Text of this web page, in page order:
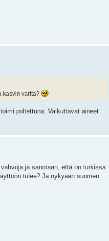
kasvin vartta?
poltettuna. Vaikuttavat aineet
ja sanotaan, että on turkissa
tulee? Ja nykyään suomen